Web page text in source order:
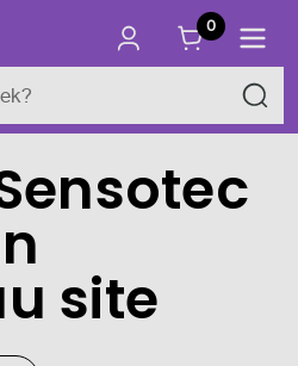
0
site